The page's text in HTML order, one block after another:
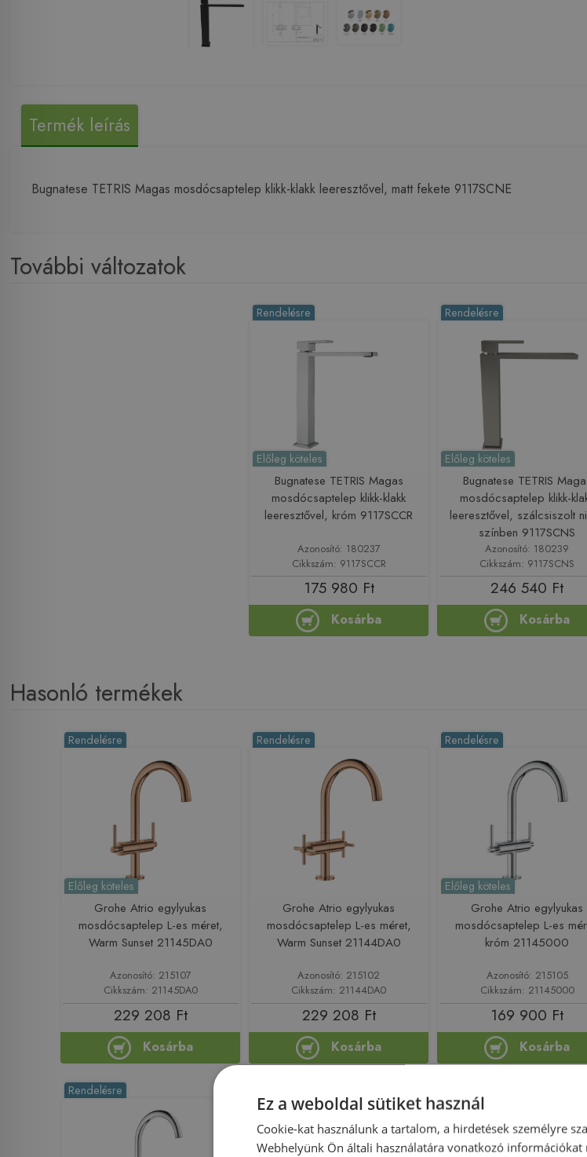
Termék leírás
Bugnatese TETRIS Magas mosdócsaptelep klikk-klakk leeresztővel, matt fekete 9117SCNE
További változatok
Rendelésre
Előleg köteles
Bugnatese TETRIS Magas
mosdócsaptelep klikk-klakk
leeresztővel, króm 9117SCCR
Azonosító: 180237
Cikkszám: 9117SCCR
175 980 Ft
Kosárba
Rendelésre
Előleg köteles
Bugnatese TETRIS
mosdócsaptelep klikk-
leeresztővel, szálcsiszolt
színben 9117SCNS
Azonosító: 180239
Cikkszám: 9117SCNS
246 540 Ft
Kosárba
Hasonló termékek
Rendelésre
Előleg köteles
Grohe Atrio egylyukas
mosdócsaptelep L-es méret,
Warm Sunset 21145DA0
Azonosító: 215107
Cikkszám: 21145DA0
229 208 Ft
Kosárba
Rendelésre
Grohe Atrio egylyukas
mosdócsaptelep L-es méret,
Warm Sunset 21144DA0
Azonosító: 215102
Cikkszám: 21144DA0
229 208 Ft
Kosárba
Rendelésre
Előleg köteles
Grohe Atrio egylyukas
mosdócsaptelep L-es
króm 21145000
Azonosító: 215105
Cikkszám: 21145000
169 900 Ft
Kosárba
Rendelésre
Ez a weboldal sütiket használ
Cookie-kat használunk a tartalom, a hirdetések személyre
Webhelyünk Ön általi használatára vonatkozó